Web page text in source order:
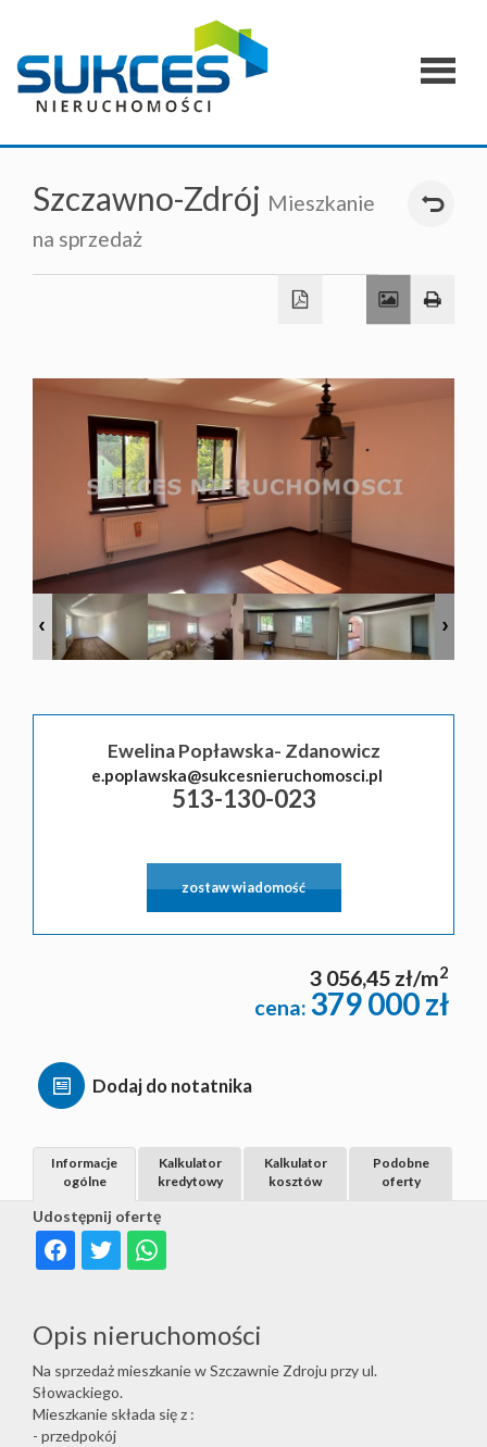
Oferty
Szczawno-Zdrój Mieszkanie
na sprzedaż
Ewelina Popławska- Zdanowicz
e.poplawska@sukcesnieruchomosci.pl
513-130-023
zostaw wiadomość
3 056,45 zł/m2
cena: 379 000 zł
Dodaj do notatnika
Udostępnij ofertę
Informacje
ogólne
Kalkulator
kredytowy
Kalkulator
kosztów
Podobne
oferty
Opis nieruchomości
Na sprzedaż mieszkanie w Szczawnie Zdroju przy ul.
Słowackiego.
Mieszkanie składa się z :
- przedpokój